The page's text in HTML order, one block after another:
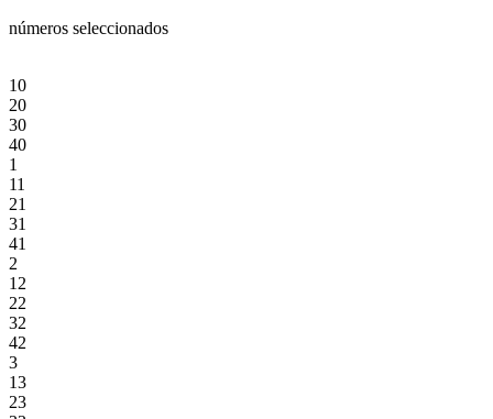
números seleccionados
10
20
30
40
1
11
21
31
41
2
12
22
32
42
3
13
23